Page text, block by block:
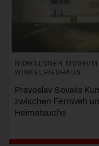
NIDWALDNER MUSEUM
WINKELRIEDHAUS
Pravoslav Sovaks
zwischen Fernweh
Heimatsuche